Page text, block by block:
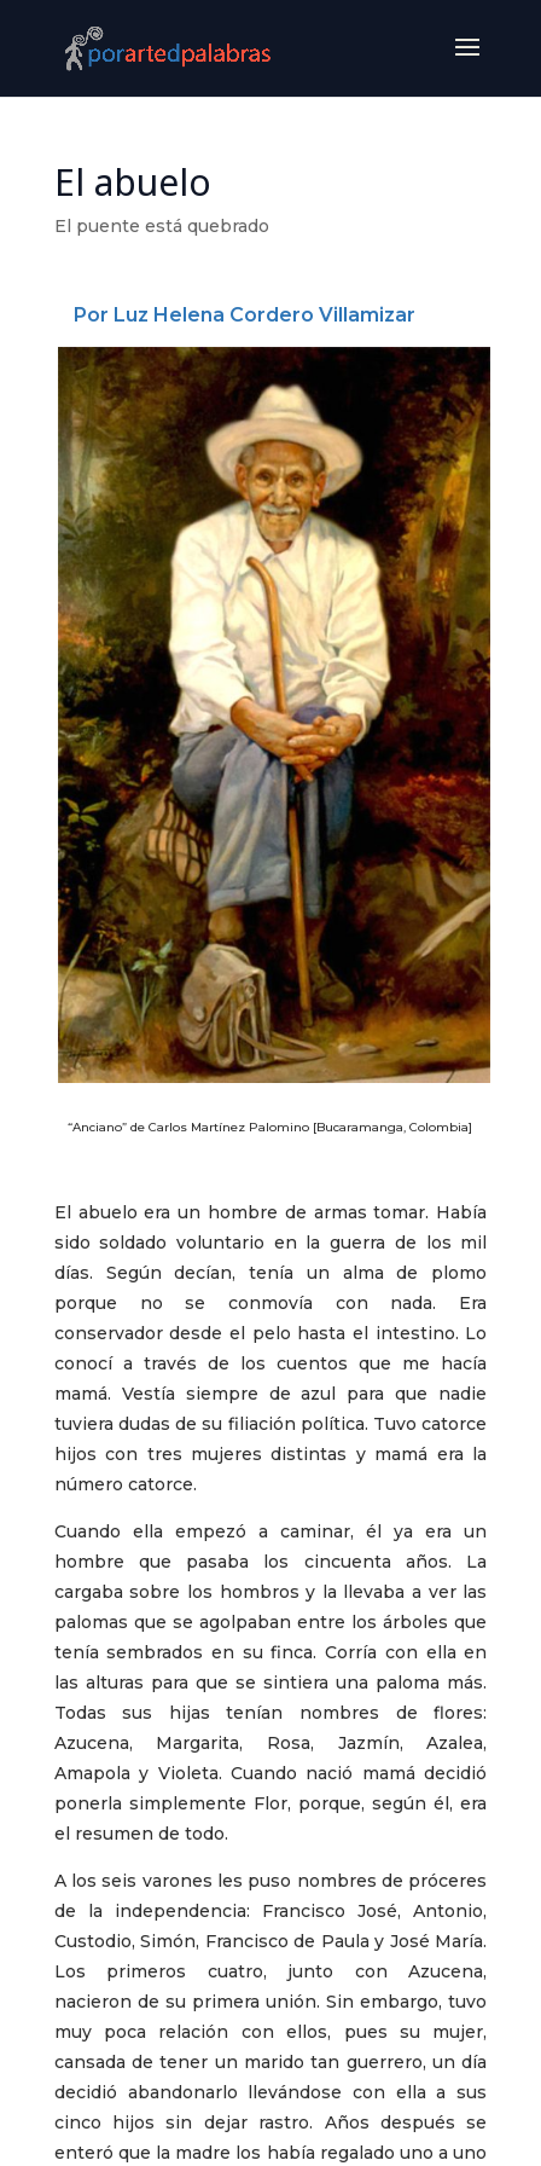
El abuelo
El puente está quebrado
Por Luz Helena Cordero Villamizar
“Anciano” de Carlos Martínez Palomino [Bucaramanga, Colombia]
El abuelo era un hombre de armas tomar. Había
sido soldado voluntario en la guerra de los mil
días. Según decían, tenía un alma de plomo
porque no se conmovía con nada. Era
conservador desde el pelo hasta el intestino. Lo
conocí a través de los cuentos que me hacía
mamá. Vestía siempre de azul para que nadie
tuviera dudas de su filiación política. Tuvo catorce
hijos con tres mujeres distintas y mamá era la
número catorce.
Cuando ella empezó a caminar, él ya era un
hombre que pasaba los cincuenta años. La
cargaba sobre los hombros y la llevaba a ver las
palomas que se agolpaban entre los árboles que
tenía sembrados en su finca. Corría con ella en
las alturas para que se sintiera una paloma más.
Todas sus hijas tenían nombres de flores:
Azucena, Margarita, Rosa, Jazmín, Azalea,
Amapola y Violeta. Cuando nació mamá decidió
ponerla simplemente Flor, porque, según él, era
el resumen de todo.
A los seis varones les puso nombres de próceres
de la independencia: Francisco José, Antonio,
Custodio, Simón, Francisco de Paula y José María.
Los primeros cuatro, junto con Azucena,
nacieron de su primera unión. Sin embargo, tuvo
muy poca relación con ellos, pues su mujer,
cansada de tener un marido tan guerrero, un día
decidió abandonarlo llevándose con ella a sus
cinco hijos sin dejar rastro. Años después se
enteró que la madre los había regalado uno a uno